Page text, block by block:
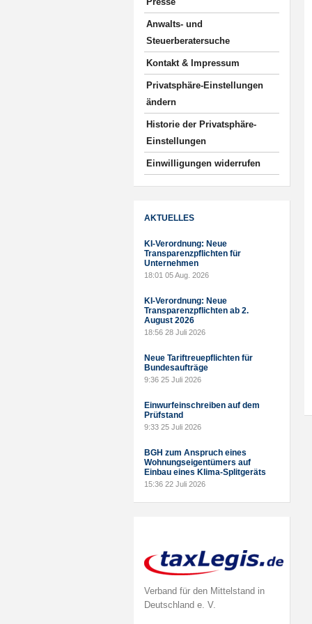
Anwalts- und
Steuerberatersuche
Kontakt & Impressum
Privatsphäre-Einstellungen
ändern
Historie der Privatsphäre-
Einstellungen
Einwilligungen widerrufen
AKTUELLES
KI-Verordnung: Neue
Transparenzpflichten für
Unternehmen
18:01 05 Aug. 2026
KI-Verordnung: Neue
Transparenzpflichten ab 2.
August 2026
18:56 28 Juli 2026
Neue Tariftreuepflichten für
Bundesaufträge
9:36 25 Juli 2026
Einwurfeinschreiben auf dem
Prüfstand
9:33 25 Juli 2026
BGH zum Anspruch eines
Wohnungseigentümers auf
Einbau eines Klima-Splitgeräts
15:36 22 Juli 2026
Verband für den Mittelstand in
Deutschland e. V.